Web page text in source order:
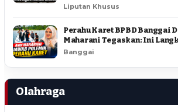
Liputan Khusus
Perahu Karet BPBD Banggai
Maharani Tegaskan: Ini
Banggai
Olahraga